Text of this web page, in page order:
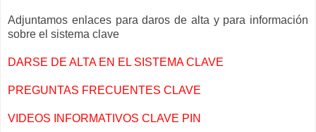
Adjuntamos enlaces para daros de alta y para información
sobre el sistema clave
DARSE DE ALTA EN EL SISTEMA CLAVE
PREGUNTAS FRECUENTES CLAVE
VIDEOS INFORMATIVOS CLAVE PIN